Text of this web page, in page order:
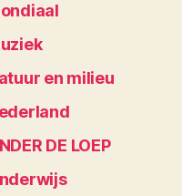
en milieu
DE LOEP